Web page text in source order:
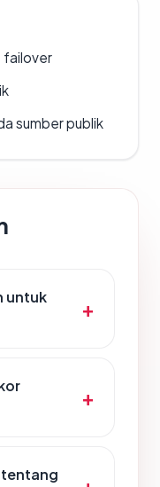
failover
sumber publik
untuk
tentang